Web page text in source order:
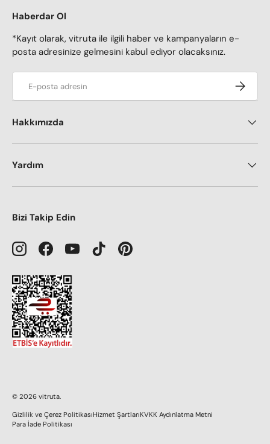
Haberdar Ol
*Kayıt olarak, vitruta ile ilgili haber ve kampanyaların e-
posta adresinize gelmesini kabul ediyor olacaksınız.
Kaydol
Hakkımızda
Yardım
Bizi Takip Edin
InstagramFacebookYouTubeTikTokPinterest
© 2026 vitruta.
Gizlilik ve Çerez PolitikasıHizmet ŞartlarıKVKK Aydınlatma Metni
Para İade Politikası